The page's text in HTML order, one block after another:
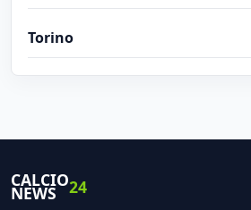
Torino
CALCIO
NEWS 24